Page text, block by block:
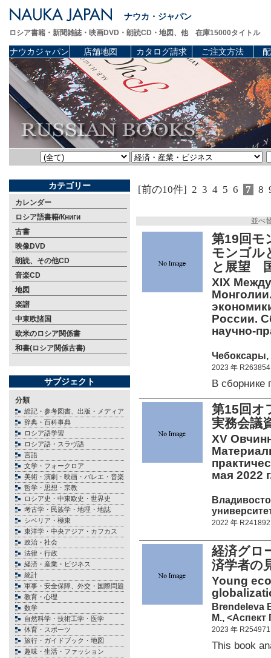
ナウカ・ジャパン
ロシア書籍・新聞雑誌・映画DVD・朗読CD・地図、他 在庫15000タイトル
ナウカジャパン 店舗地図 カタログ請求 ご注文方法
カテゴリー
カレンダー
ロシア語書籍/Книги
古書
映像DVD
朗読、その他CD
音楽CD
地図
楽譜
中東欧諸国
欧米のロシア関係書
和書(ロシア関係古書)
サブジェクト
分類
総記・参考図書、出版・メディア
辞典・百科事典
ロシア語学習
ロシア語・スラヴ語
言語
文学・フォークロア
美術・演劇・映画・バレエ・音楽
哲学・思想・宗教
ロシア史・中東欧史・世界史
考古学・民族学・地理・地誌
シベリア・極東
東洋学・中央アジア・カフカス
政治・社会
法律・行政
経済・産業・ビジネス
統計
軍事・安全保障、外交・国際問題
教育・心理
数学
自然科学・技術工学・医学
体育・スポーツ
旅行・ガイドブック・地図
趣味・生活・ファッション
[前の10件] 2 3 4 5 6 7 8
並べ
第19回
モンゴル
と展望
XIX
России.
научно-
Чебоксары,
2023 年 R263854
В сборнике
第15回オ
実務会議
XV
мая 2022
2022 年 R241892
経済グロ
済学者
Young
Brendeleva
М., <Аспект
2023 年 R254971
This book